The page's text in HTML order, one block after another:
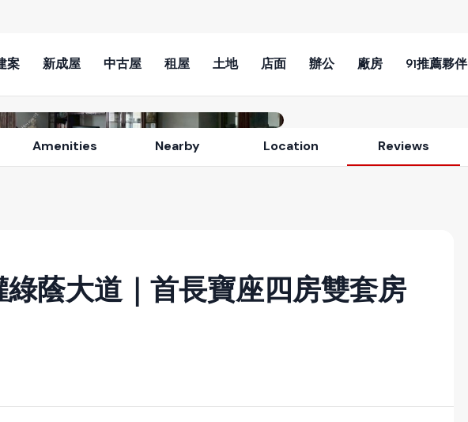
案 新成屋 中古屋 租屋 土地 店面 辦公 廠房 91推薦夥伴
View All Photos (11)
Amenities Nearby Location Reviews
蔭大道｜首長寶座四房雙套房